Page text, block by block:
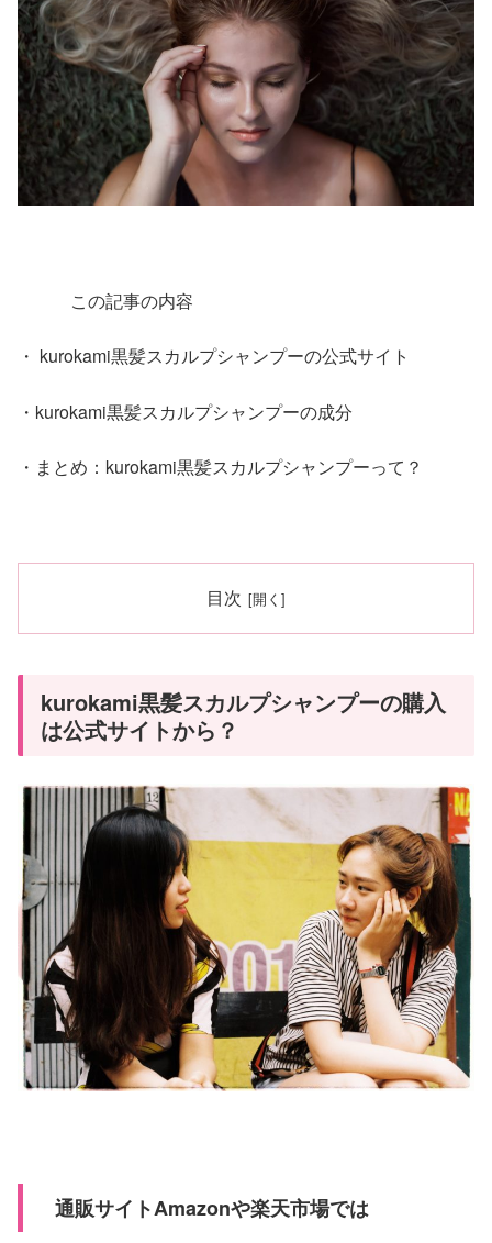
この記事の内容
・ kurokami黒髪スカルプシャンプーの公式サイト
・kurokami黒髪スカルプシャンプーの成分
・まとめ：kurokami黒髪スカルプシャンプーって？
目次
kurokami黒髪スカルプシャンプーの購入
は公式サイトから？
通販サイトAmazonや楽天市場では